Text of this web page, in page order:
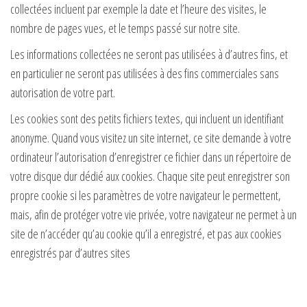
collectées incluent par exemple la date et l’heure des visites, le
nombre de pages vues, et le temps passé sur notre site.
Les informations collectées ne seront pas utilisées à d’autres fins, et
en particulier ne seront pas utilisées à des fins commerciales sans
autorisation de votre part.
Les cookies sont des petits fichiers textes, qui incluent un identifiant
anonyme. Quand vous visitez un site internet, ce site demande à votre
ordinateur l’autorisation d’enregistrer ce fichier dans un répertoire de
votre disque dur dédié aux cookies. Chaque site peut enregistrer son
propre cookie si les paramètres de votre navigateur le permettent,
mais, afin de protéger votre vie privée, votre navigateur ne permet à un
site de n’accéder qu’au cookie qu’il a enregistré, et pas aux cookies
enregistrés par d’autres sites